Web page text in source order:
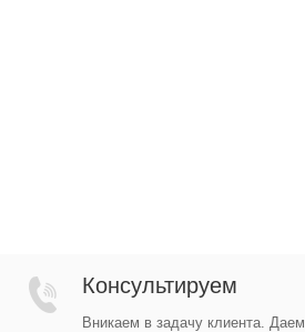
Консультируем
Вникаем в задачу клиента. Даем